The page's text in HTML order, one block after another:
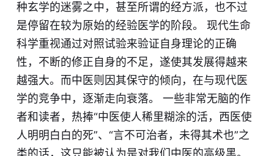
种玄学的迷雾之中，甚至所谓的经方派，也不过
是停留在较为原始的经验医学的阶段。 现代生命
科学重视通过对照试验来验证自身理论的正确
性，不断的修正自身的不足，遂使其发展得越来
越强大。而中医则因其保守的倾向，在与现代医
学的竞争中，逐渐走向衰落。 一些非常无脑的作
者和读者，热捧“中医使人稀里糊涂的活，西医使
人明明白白的死”、“言不可治者，未得其术也”之
类的话，这只能被认为是对我们中医的高级黑。